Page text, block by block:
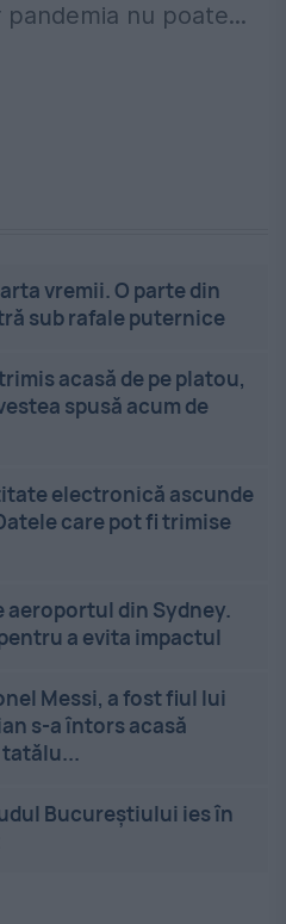
nu poate...
vremii. O parte din
sub rafale puternice
acasă de pe platou,
spusă acum de
electronică ascunde
care pot fi trimise
aeroportul din Sydney.
a evita impactul
Messi, a fost fiul lui
s-a întors acasă
Bucureștiului ies în